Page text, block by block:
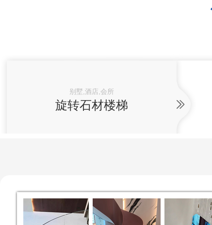
别墅,酒店,会所
旋转石材楼梯